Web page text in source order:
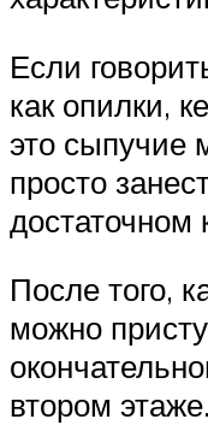
Если
как опилки,
это сыпучие
просто
достаточном
После того,
можно
втором